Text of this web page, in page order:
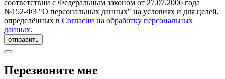
соответствии с Федеральным законом от 27.07.2006 года
№152-Ф3 "О персональных данных" на условиях и для целей,
определённых в Согласии на обработку персональных
данных.
отправить
Перезвоните мне